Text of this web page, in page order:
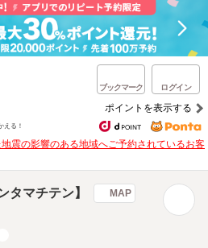
ブックマーク ログイン
ポイントを表示する
える！
震の影響のある地域へご予約されているお客
マチテン】 MAP